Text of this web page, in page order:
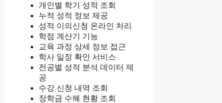
개인별 학기 성적 조회
누적 성적 정보 제공
성적 이의신청 온라인 처리
학점 계산기 기능
교육 과정 상세 정보 접근
학사 일정 확인 서비스
전공별 성적 분석 데이터 제
공
수강 신청 내역 조회
장학금 수혜 현황 조회